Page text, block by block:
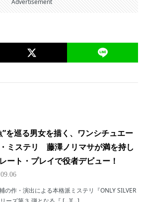
Advertisement
”を巡る男女を描く、ワンシチュエー
ミステリ 藤澤ノリマサが満を持し
ート・プレイで役者デビュー！
の作・演出による本格派ミステリ『ONLY SILVER